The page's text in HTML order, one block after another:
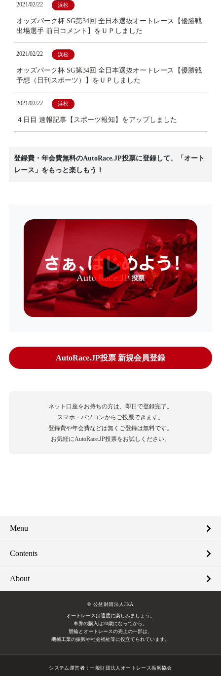
2021/02/22 浜松
オッズパーク杯 SG第34回 全日本選抜オートレース【優勝戦
出場選手 前日コメント】をＵＰしました
2021/02/22 浜松
オッズパーク杯 SG第34回 全日本選抜オートレース【優勝戦
予想（日刊スポーツ）】をＵＰしました
2021/02/22 浜松
４日目 速報記事【スポーツ報知】をアップしました
登録費・年会費無料のAutoRace.JP投票に登録して、「オート
レース」をもっと楽しもう！
AutoRace.JP投票 新規会員登録
ネット口座をお持ちの方は、即日で登録完了。
スマホ・パソコンからご投票できます。
登録費や年会費などは無くご登録は無料です。
お気軽にAutoRace.JP投票をお試しください。
Menu
Contents
About
© 公益財団法人JKA
オートレースは適度に楽しみましょう。
車券の購入は20歳になってから。
競輪とオートレースの売上の一部は、
機械工業の振興や社会福祉等に役立てられています。
システム運営者：一般財団法人オートレース振興協会